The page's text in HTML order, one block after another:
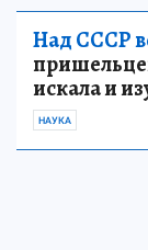
Над СССР
искала и
НАУКА